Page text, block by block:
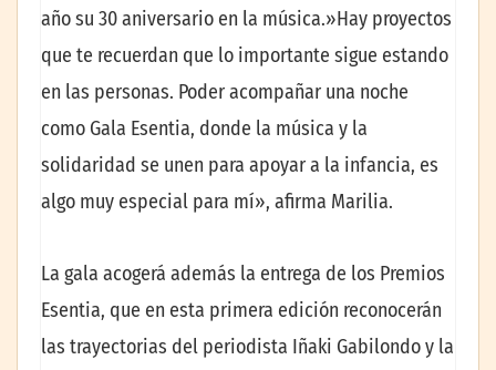
año su 30 aniversario en la música.»Hay proyectos
que te recuerdan que lo importante sigue estando
en las personas. Poder acompañar una noche
como Gala Esentia, donde la música y la
solidaridad se unen para apoyar a la infancia, es
algo muy especial para mí», afirma Marilia.
La gala acogerá además la entrega de los Premios
Esentia, que en esta primera edición reconocerán
las trayectorias del periodista Iñaki Gabilondo y la